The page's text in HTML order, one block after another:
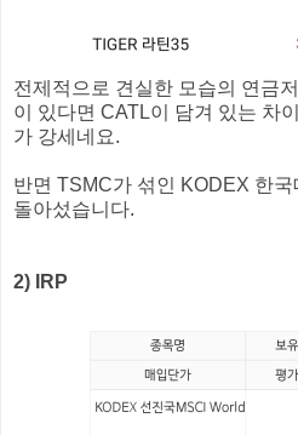
전제적으로 견실한 모습의 연금
이 있다면 CATL이 담겨 있는 차
가 강세네요.
반면 TSMC가 섞인 KODEX 한
돌아섰습니다.
2) IRP